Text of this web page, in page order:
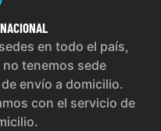
en todo el país,
tenemos sede
envío a domicilio.
con el servicio de